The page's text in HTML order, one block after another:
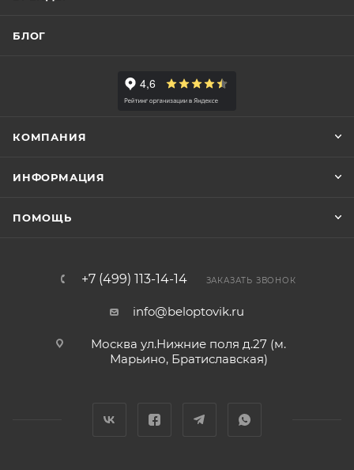
БЛОГ
КОМПАНИЯ
ИНФОРМАЦИЯ
ПОМОЩЬ
+7 (499) 113-14-14 ЗАКАЗАТЬ ЗВОНОК
info@beloptovik.ru
Москва ул.Нижние поля д.27 (м.
Марьино, Братиславская)